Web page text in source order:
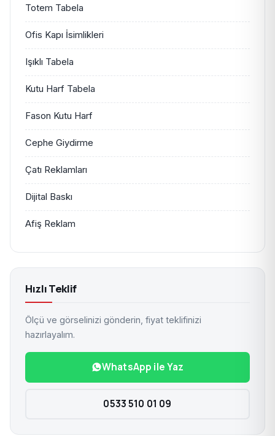
Totem Tabela
Ofis Kapı İsimlikleri
Işıklı Tabela
Kutu Harf Tabela
Fason Kutu Harf
Cephe Giydirme
Çatı Reklamları
Dijital Baskı
Afiş Reklam
Hızlı Teklif
Ölçü ve görselinizi gönderin, fiyat teklifinizi
hazırlayalım.
WhatsApp ile Yaz
0533 510 01 09